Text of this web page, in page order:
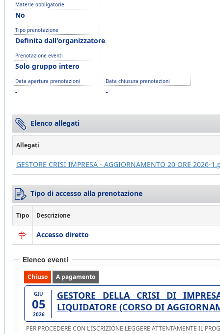
Materie obbligatorie
No
Tipo prenotazione
Definita dall'organizzatore
Prenotazione eventi
Solo gruppo intero
Data apertura prenotazioni
-
Data chiusura prenotazioni
-
Elenco allegati
Allegati
GESTORE CRISI IMPRESA - AGGIORNAMENTO 20 ORE 2026-
Tipo di accesso alla prenotazione
Tipo Descrizione
Accesso diretto
Elenco eventi
Chiuso A pagamento
GIU
05
2026
GESTORE DELLA CRISI DI IMPRESA. CURATORE, COMMISSARIO
LIQUIDATORE (CORSO DI
PER PROCEDERE CON L'ISCRIZIONE LEGGERE ATTENTAMENTE IL